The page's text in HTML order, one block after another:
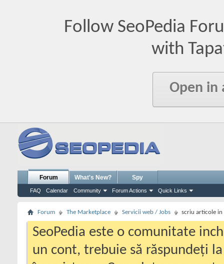
Follow SeoPedia
with
Open in
Forum
FAQ Calendar Community Forum Actions Quick Links
What's New? Spy
Forum The Marketplace Servicii web / Jobs scriu articole in
SeoPedia este o comunitate
un cont, trebuie să răspundeți